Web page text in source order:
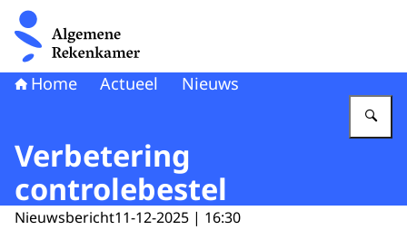
Naar de homepage van Algemene Rekenkamer
Home Actueel Nieuws
Verbetering
controlebestel
Nieuwsbericht11-12-2025 | 16:30